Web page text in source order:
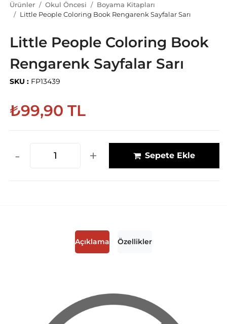
Ürünler Okul Öncesi
Boyama Kitapları
Little People Coloring Book Rengarenk Sayfalar Sarı
Little People Coloring Book
Rengarenk Sayfalar Sarı
SKU : FP13439
₺99,90 TL
- + Sepete Ekle
Açıklama Özellikler